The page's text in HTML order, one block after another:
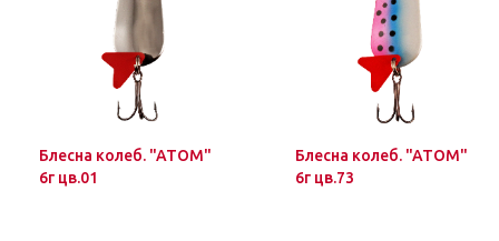
Блесна колеб. "ATOM"
6г цв.01
Блесна колеб. "ATOM"
6г цв.73